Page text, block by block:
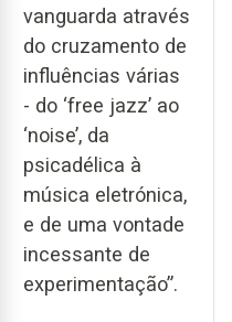
vanguarda através
do cruzamento de
influências várias
- do ‘free jazz’ ao
‘noise’, da
psicadélica à
música eletrónica,
e de uma vontade
incessante de
experimentação”.